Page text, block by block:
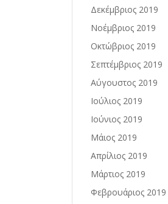
Δεκέμβριος 2019
Νοέμβριος 2019
Οκτώβριος 2019
Σεπτέμβριος 2019
Αύγουστος 2019
Ιούλιος 2019
Ιούνιος 2019
Μάιος 2019
Απρίλιος 2019
Μάρτιος 2019
Φεβρουάριος 2019